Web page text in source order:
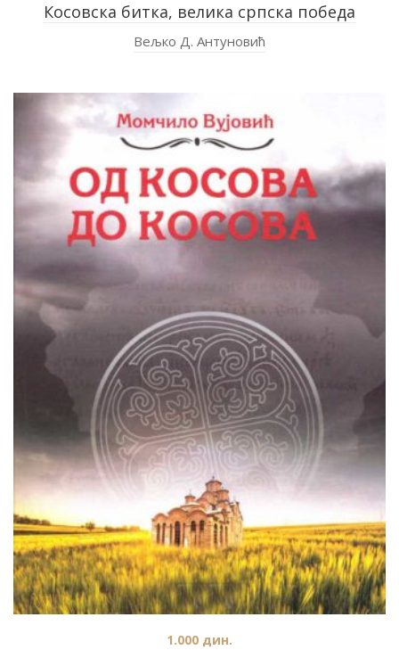
Косовска битка, велика српска победа
Вељко Д. Антуновић
1.000 дин.